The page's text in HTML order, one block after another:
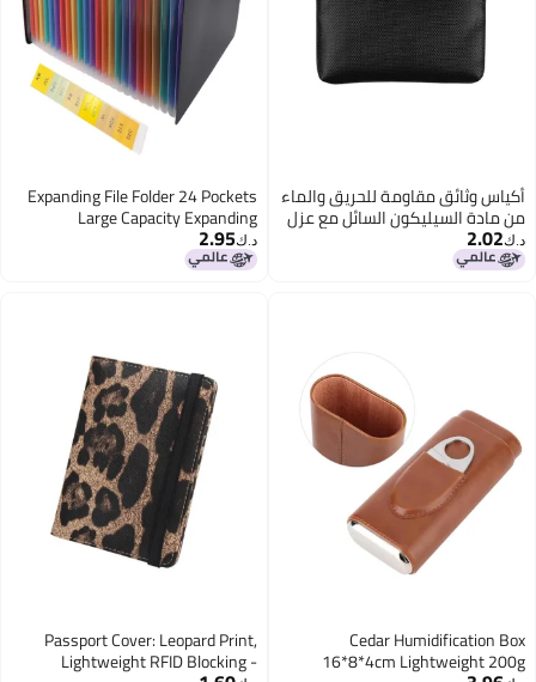
أكياس وثائق مقاومة للحريق والماء
من مادة السيليكون السائل مع عزل
حراري - كيس آمن ضد الحريق والماء
بمقابض مقفل لـ تخزين النقود
د.ك‏2.02
Expanding File Folder 24 Pockets
Large Capacity Expanding
Document Organizer with Colorful
Tabs for Office School
د.ك‏2.95
Cedar Humidification Box
16*8*4cm Lightweight 200g
Passport Cover: Leopard Print,
Lightweight RFID Blocking -